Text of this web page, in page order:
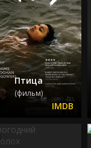
Птица
(фильм)